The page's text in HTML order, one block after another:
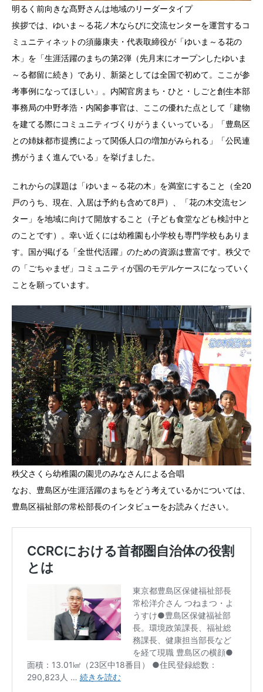
明るく前向きな髙野さんは地域のリーダータイプ
挨拶では、ゆいま～る花ノ木ならびに交流センターを運営するコ
ミュニティネットの須藤康夫・代表取締役が「ゆいま～る花の
木」を「生涯活躍のまちの第2弾（先月末にオープンしたゆいま
～る都留に続き）であり、新築としては全国で初めて。ここが参
考事例になってほしい」。内閣官房まち・ひと・しごと創生本部
事務局の中野孝浩・内閣参事官は、ここの優れた点として「建物
を建てる際にコミュニティづくりがうまくいっている」「豊島区
との姉妹都市提携によって関係人口の増加がみられる」「公民連
携がうまく進んでいる」を挙げました。
これからの課題は「ゆいま～る花の木」を満室にすること（全20
戸のうち、現在、入居は予約も含めて8戸）、「花の木交流セン
ター」を地域に向けて開放すること（子ども食堂なども検討中と
のことです）。幸い近くには幼稚園も小学校も専門学校もありま
す。国が掲げる「全世代活躍」のための資源は豊富です。秩父で
の「ごちゃまぜ」コミュニティが国のモデルケースになっていく
ことを願っています。
秩父さくら幼稚園の園児のみなさんによる合唱
なお、豊島区が生涯活躍のまちをどう考えているかについては、
豊島区福祉部の常松部長のインタビューをお読みください。